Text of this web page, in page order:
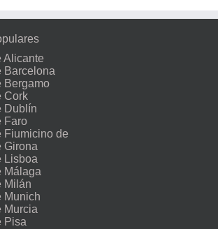
Alicante
Barcelona
Bergamo
Cork
Dublín
Faro
Fiumicino de
Girona
Lisboa
Málaga
Milán
Munich
Murcia
Pisa